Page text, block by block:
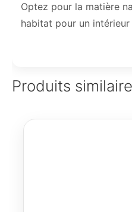
Optez pour la matière
habitat pour un
Produits